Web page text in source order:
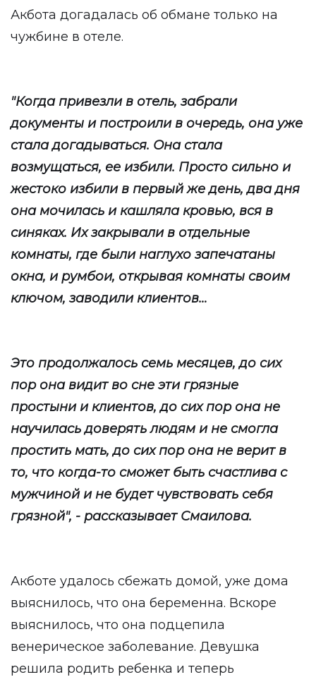
Акбота догадалась об обмане только на
чужбине в отеле.
"Когда привезли в отель, забрали
документы и построили в очередь, она уже
стала догадываться. Она стала
возмущаться, ее избили. Просто сильно и
жестоко избили в первый же день, два дня
она мочилась и кашляла кровью, вся в
синяках. Их закрывали в отдельные
комнаты, где были наглухо запечатаны
окна, и румбои, открывая комнаты своим
ключом, заводили клиентов…
Это продолжалось семь месяцев, до сих
пор она видит во сне эти грязные
простыни и клиентов, до сих пор она не
научилась доверять людям и не смогла
простить мать, до сих пор она не верит в
то, что когда-то сможет быть счастлива с
мужчиной и не будет чувствовать себя
грязной", - рассказывает Смаилова.
Акботе удалось сбежать домой, уже дома
выяснилось, что она беременна. Вскоре
выяснилось, что она подцепила
венерическое заболевание. Девушка
решила родить ребенка и теперь